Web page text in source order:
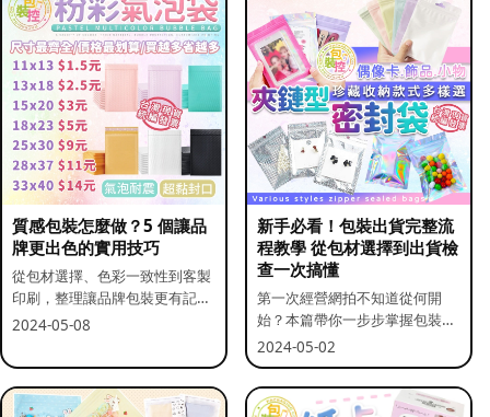
質感包裝怎麼做？5 個讓品
牌更出色的實用技巧
從包材選擇、色彩一致性到客製
印刷，整理讓品牌包裝更有記憶
點的實用做法。
2024-05-08
新手必看！包裝出貨完整流
程教學 從包材選擇到出貨檢
查一次搞懂
第一次經營網拍不知道從何開
始？本篇帶你一步步掌握包裝流
程與出貨前檢查重點。
2024-05-02